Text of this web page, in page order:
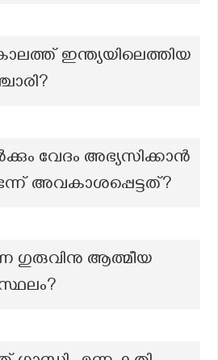
ഇന്ത്യയിലെത്തിയ
വേദം അഭ്യസിക്കാന്‍
അവകാശപ്പെട്ടത്?
ഗുരുവിനു ആത്മീയ